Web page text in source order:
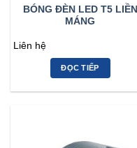
BÓNG ĐÈN LED T5 LIỀN
MÁNG
Liên hệ
ĐỌC TIẾP